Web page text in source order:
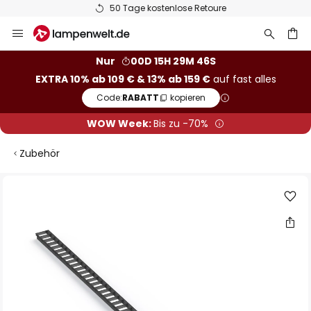
50 Tage kostenlose Retoure
Inhalt
Nur
00D 15H 29M 46S
EXTRA 10% ab 109 € & 13% ab 159 €auf fast alles
Code:RABATT kopieren
WOW Week:Bis zu -70%
Zubehör
Bildgalerie
springen